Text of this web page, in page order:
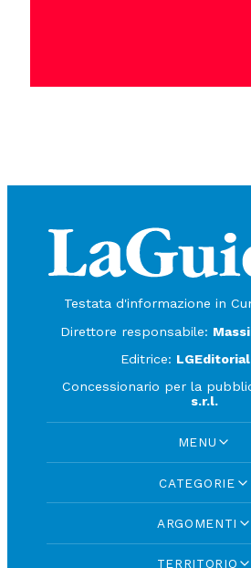
Testata d'informazione in
Direttore responsabile:
Editrice:
Concessionario per la
s.r.l.
MENU
CATEGORIE
ARGOMENTI
TERRITORIO